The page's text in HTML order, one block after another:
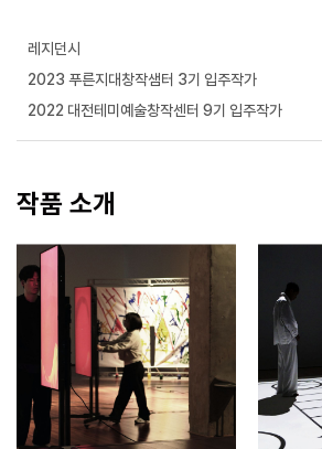
레지던시
2023 푸른지대창작샘터 3기 입주작가
2022 대전테미예술창작센터 9기 입주작가
작품 소개